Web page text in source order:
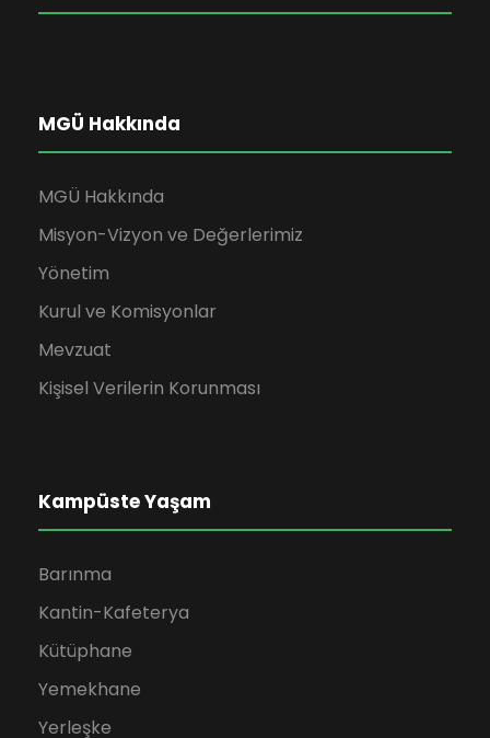
MGÜ Hakkında
MGÜ Hakkında
Misyon-Vizyon ve Değerlerimiz
Yönetim
Kurul ve Komisyonlar
Mevzuat
Kişisel Verilerin Korunması
Kampüste Yaşam
Barınma
Kantin-Kafeterya
Kütüphane
Yemekhane
Yerleşke